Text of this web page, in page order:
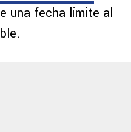
una fecha límite al